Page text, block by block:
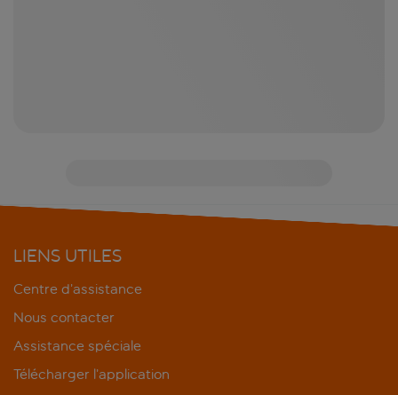
LIENS UTILES
Centre d’assistance
Nous contacter
Assistance spéciale
Télécharger l’application